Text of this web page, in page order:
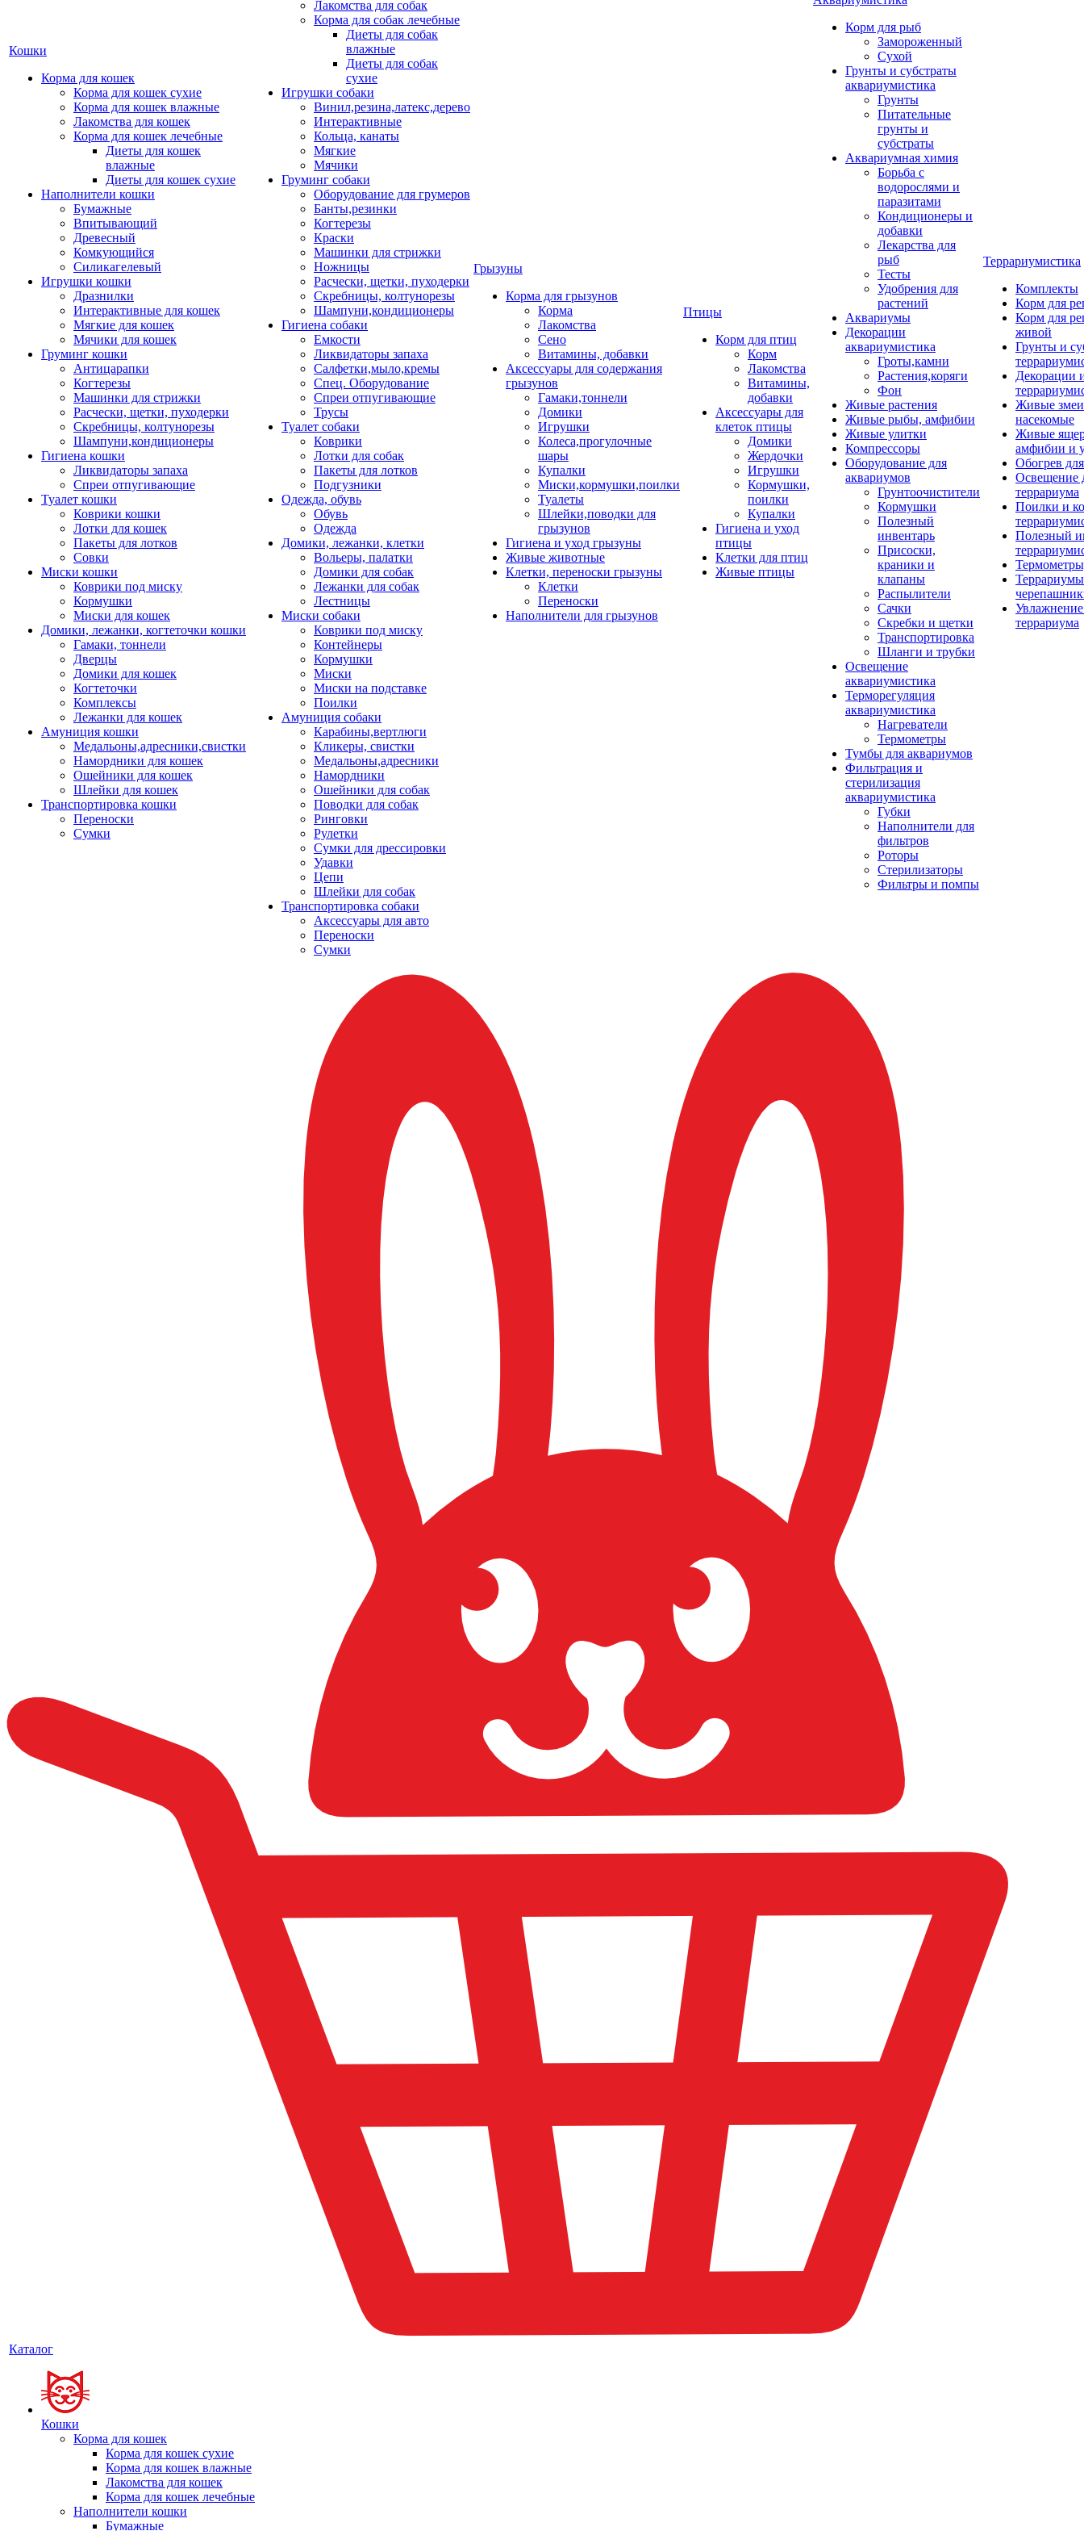
Кошки
Корма для кошек
Корма для кошек сухие
Корма для кошек влажные
Лакомства для кошек
Корма для кошек лечебные
Диеты для кошек
влажные
Диеты для кошек сухие
Наполнители кошки
Бумажные
Впитывающий
Древесный
Комкующийся
Силикагелевый
Игрушки кошки
Дразнилки
Интерактивные для кошек
Мягкие для кошек
Мячики для кошек
Груминг кошки
Антицарапки
Когтерезы
Машинки для стрижки
Расчески, щетки, пуходерки
Скребницы, колтунорезы
Шампуни,кондиционеры
Гигиена кошки
Ликвидаторы запаха
Спреи отпугивающие
Туалет кошки
Коврики кошки
Лотки для кошек
Пакеты для лотков
Совки
Миски кошки
Коврики под миску
Кормушки
Миски для кошек
Домики, лежанки, когтеточки кошки
Гамаки, тоннели
Дверцы
Домики для кошек
Когтеточки
Комплексы
Лежанки для кошек
Амуниция кошки
Медальоны,адресники,свистки
Намордники для кошек
Ошейники для кошек
Шлейки для кошек
Транспортировка кошки
Переноски
Сумки
Лакомства для собак
Корма для собак лечебные
Диеты для собак
влажные
Диеты для собак
сухие
Игрушки собаки
Винил,резина,латекс,дерево
Интерактивные
Кольца, канаты
Мягкие
Мячики
Груминг собаки
Оборудование для грумеров
Банты,резинки
Когтерезы
Краски
Машинки для стрижки
Ножницы
Расчески, щетки, пуходерки
Скребницы, колтунорезы
Шампуни,кондиционеры
Гигиена собаки
Емкости
Ликвидаторы запаха
Салфетки,мыло,кремы
Спец. Оборудование
Спреи отпугивающие
Трусы
Туалет собаки
Коврики
Лотки для собак
Пакеты для лотков
Подгузники
Одежда, обувь
Обувь
Одежда
Домики, лежанки, клетки
Вольеры, палатки
Домики для собак
Лежанки для собак
Лестницы
Миски собаки
Коврики под миску
Контейнеры
Кормушки
Миски
Миски на подставке
Поилки
Амуниция собаки
Карабины,вертлюги
Кликеры, свистки
Медальоны,адресники
Намордники
Ошейники для собак
Поводки для собак
Ринговки
Рулетки
Сумки для дрессировки
Удавки
Цепи
Шлейки для собак
Транспортировка собаки
Аксессуары для авто
Переноски
Сумки
Грызуны
Корма для грызунов
Корма
Лакомства
Сено
Витамины, добавки
Аксессуары для содержания
грызунов
Гамаки,тоннели
Домики
Игрушки
Колеса,прогулочные
шары
Купалки
Миски,кормушки,поилки
Туалеты
Шлейки,поводки для
грызунов
Гигиена и уход грызуны
Живые животные
Клетки, переноски грызуны
Клетки
Переноски
Наполнители для грызунов
Птицы
Корм для птиц
Корм
Лакомства
Витамины,
добавки
Аксессуары для
клеток птицы
Домики
Жердочки
Игрушки
Кормушки,
поилки
Купалки
Гигиена и уход
птицы
Клетки для птиц
Живые птицы
Корм для рыб
Замороженный
Сухой
Грунты и субстраты
аквариумистика
Грунты
Питательные
грунты и
субстраты
Аквариумная химия
Борьба с
водорослями и
паразитами
Кондиционеры и
добавки
Лекарства для
рыб
Тесты
Удобрения для
растений
Аквариумы
Декорации
аквариумистика
Гроты,камни
Растения,коряги
Фон
Живые растения
Живые рыбы, амфибии
Живые улитки
Компрессоры
Оборудование для
аквариумов
Грунтоочистители
Кормушки
Полезный
инвентарь
Присоски,
краники и
клапаны
Распылители
Сачки
Скребки и щетки
Транспортировка
Шланги и трубки
Освещение
аквариумистика
Терморегуляция
аквариумистика
Нагреватели
Термометры
Тумбы для аквариумов
Фильтрация и
стерилизация
аквариумистика
Губки
Наполнители для
фильтров
Роторы
Стерилизаторы
Фильтры и помпы
Террариумистика
Комплекты
Корм для
Корм для
живой
Грунты и
Декорации
Живые
насекомые
Живые
амфибии и
Обогрев
Освещение
террариума
Поилки и
Полезный
террариума
Каталог
Кошки
Корма для кошек
Корма для кошек сухие
Корма для кошек влажные
Лакомства для кошек
Корма для кошек лечебные
Наполнители кошки
Бумажные